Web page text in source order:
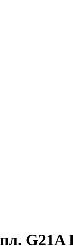
G21A